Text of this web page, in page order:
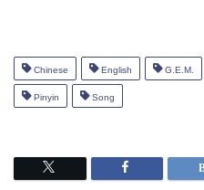
Chinese English G.E.M.
Pinyin Song